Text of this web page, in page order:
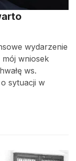
wydarzenie
wniosek
ws.
o sytuacji w